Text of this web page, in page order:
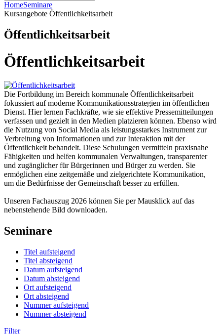
HomeSeminare
Kursangebote Öffentlichkeitsarbeit
Öffentlichkeitsarbeit
Öffentlichkeitsarbeit
Die Fortbildung im Bereich kommunale Öffentlichkeitsarbeit
fokussiert auf moderne Kommunikationsstrategien im öffentlichen
Dienst. Hier lernen Fachkräfte, wie sie effektive Pressemitteilungen
verfassen und gezielt in den Medien platzieren können. Ebenso wird
die Nutzung von Social Media als leistungsstarkes Instrument zur
Verbreitung von Informationen und zur Interaktion mit der
Öffentlichkeit behandelt. Diese Schulungen vermitteln praxisnahe
Fähigkeiten und helfen kommunalen Verwaltungen, transparenter
und zugänglicher für Bürgerinnen und Bürger zu werden. Sie
ermöglichen eine zeitgemäße und zielgerichtete Kommunikation,
um die Bedürfnisse der Gemeinschaft besser zu erfüllen.
Unseren Fachauszug 2026 können Sie per Mausklick auf das
nebenstehende Bild downloaden.
Seminare
Titel aufsteigend
Titel absteigend
Datum aufsteigend
Datum absteigend
Ort aufsteigend
Ort absteigend
Nummer aufsteigend
Nummer absteigend
Filter